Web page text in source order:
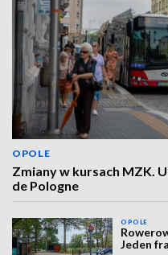
OPOLE
Zmiany w kursach MZK.
de Pologne
OPOLE
Jeden